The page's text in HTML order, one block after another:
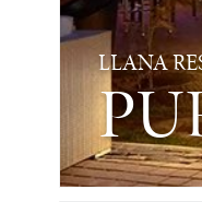
LLANA